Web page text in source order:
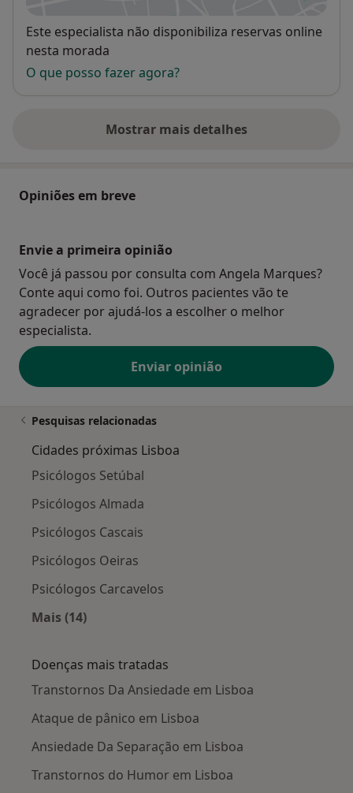
Disponibilidade
Este especialista não disponibiliza reservas online
nesta morada
O que posso fazer agora?
Mostrar mais detalhes
sobre o endereço
Opiniões em breve
Envie a primeira opinião
Você já passou por consulta com Angela Marques?
Conte aqui como foi. Outros pacientes vão te
agradecer por ajudá-los a escolher o melhor
especialista.
Enviar opinião
Pesquisas relacionadas
Cidades próximas Lisboa
Psicólogos Setúbal
Psicólogos Almada
Psicólogos Cascais
Psicólogos Oeiras
Psicólogos Carcavelos
Mais (14)
Doenças mais tratadas
Transtornos Da Ansiedade em Lisboa
Ataque de pânico em Lisboa
Ansiedade Da Separação em Lisboa
Transtornos do Humor em Lisboa